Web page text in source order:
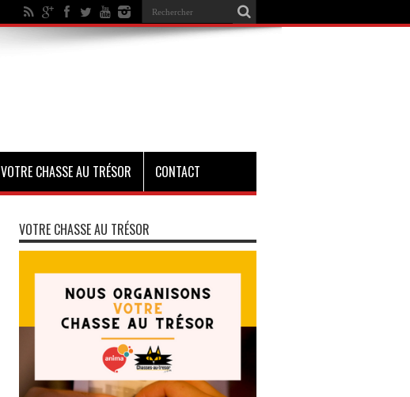
VOTRE CHASSE AU TRÉSOR CONTACT
VOTRE CHASSE AU TRÉSOR